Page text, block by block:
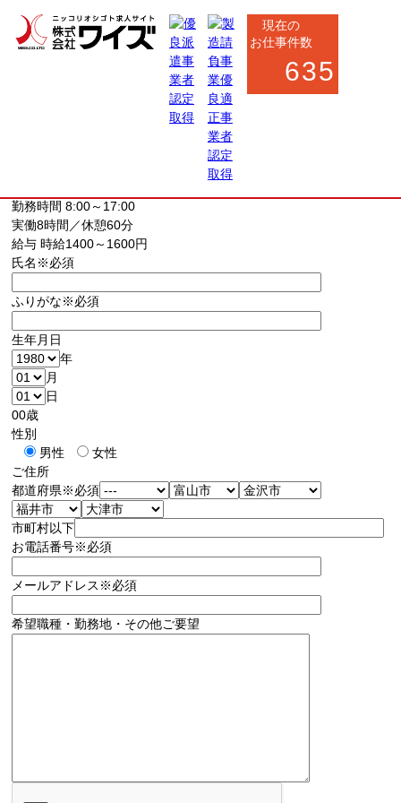
現在の
お仕事件数
635
船舶部品の調達・納期管理事務
勤務時間 8:00～17:00
実働8時間／休憩60分
給与 時給1400～1600円
氏名 ※必須
ふりがな※必須
生年月日
年
月
日
00歳
性別
男性
女性
ご住所
都道府県※必須
市町村以下
お電話番号※必須
メールアドレス ※必須
希望職種・勤務地・その他ご要望